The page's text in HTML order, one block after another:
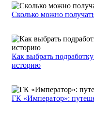
Сколько можно
Как выбрать
историю
ГК «Император»: